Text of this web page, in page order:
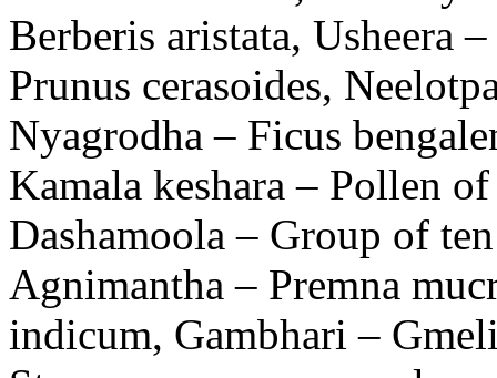
Berberis aristata, Usheera
Prunus cerasoides,
Nyagrodha – Ficus
Kamala keshara – Pollen
Dashamoola – Group of
Agnimantha – Premna
indicum, Gambhari –